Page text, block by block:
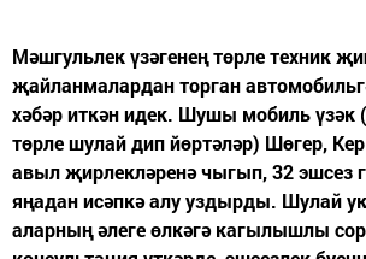
Мәшгульлек үзәгенең төрле техник
җайланмалардан торган
хәбәр иткән идек. Шушы мобиль үзәк
төрле шулай дип йөртәләр) Шөгер,
авыл җирлекләренә чыгып, 32 эшсез
яңадан исәпкә алу уздырды. Шулай
аларның әлеге өлкәгә кагылышлы